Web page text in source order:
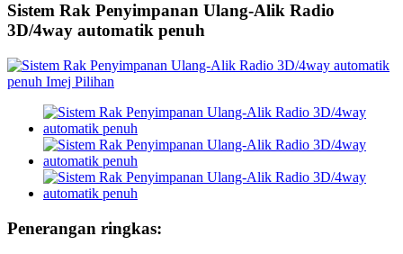
Sistem Rak Penyimpanan Ulang-Alik Radio
3D/4way automatik penuh
Penerangan ringkas: